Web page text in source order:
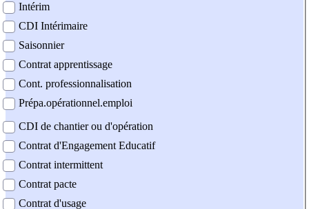
Intérim
CDI Intérimaire
Saisonnier
Contrat apprentissage
Cont. professionnalisation
Prépa.opérationnel.emploi
CDI de chantier ou d'opération
Contrat d'Engagement Educatif
Contrat intermittent
Contrat pacte
Contrat d'usage